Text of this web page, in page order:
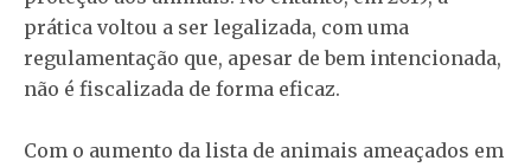
prática voltou a ser legalizada, com uma
regulamentação que, apesar de bem intencionada,
não é fiscalizada de forma eficaz.
Com o aumento da lista de animais ameaçados em